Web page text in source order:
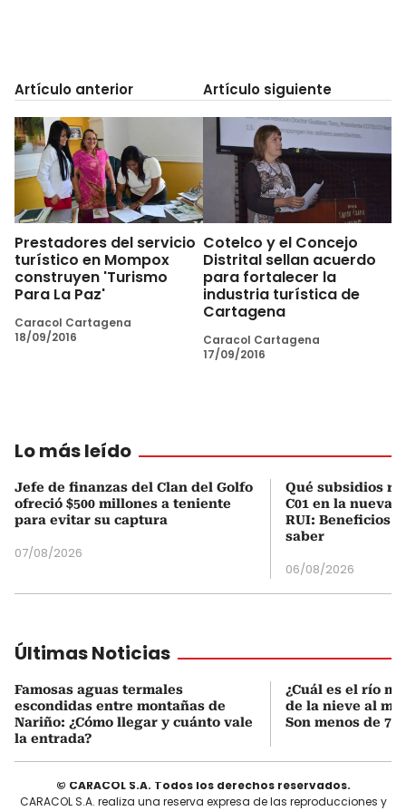
Artículo anterior
Prestadores del servicio
turístico en Mompox
construyen 'Turismo
Para La Paz'
Caracol Cartagena
18/09/2016
Artículo siguiente
Cotelco y el Concejo
Distrital sellan acuerdo
para fortalecer la
industria turística de
Cartagena
Caracol Cartagena
17/09/2016
Lo más leído
Jefe de finanzas del Clan del Golfo
ofreció $500 millones a teniente
para evitar su captura
07/08/2026
Qué subsidios
C01 en la nueva
RUI: Beneficios
saber
06/08/2026
Últimas Noticias
Famosas aguas termales
escondidas entre montañas de
Nariño: ¿Cómo llegar y cuánto vale
la entrada?
¿Cuál es el río
de la nieve al
Son menos de
© CARACOL S.A. Todos los derechos reservados.
CARACOL S.A. realiza una reserva expresa de las reproducciones y